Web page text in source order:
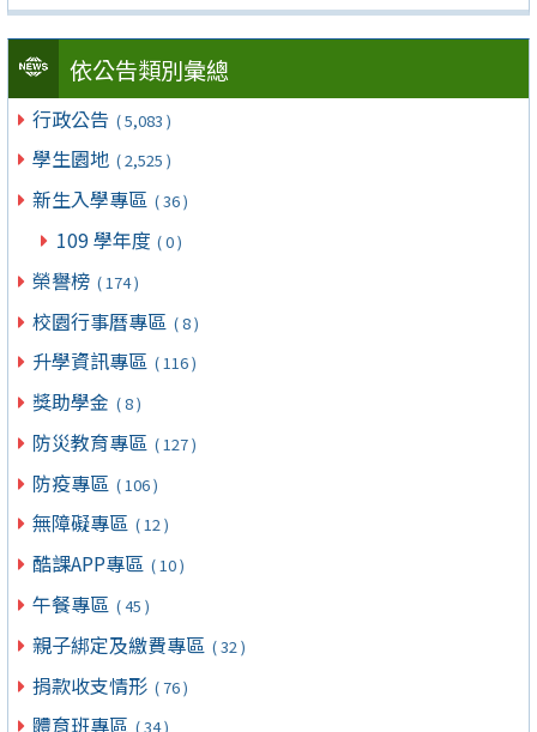
依公告類別彙總
行政公告 ( 5,083 )
學生園地 ( 2,525 )
新生入學專區 ( 36 )
109 學年度 ( 0 )
榮譽榜 ( 174 )
校園行事曆專區 ( 8 )
升學資訊專區 ( 116 )
獎助學金 ( 8 )
防災教育專區 ( 127 )
防疫專區 ( 106 )
無障礙專區 ( 12 )
酷課APP專區 ( 10 )
午餐專區 ( 45 )
親子綁定及繳費專區 ( 32 )
捐款收支情形 ( 76 )
體育班專區 ( 34 )